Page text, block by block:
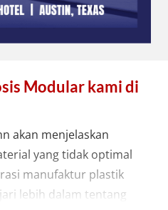
Modular kami di
akan menjelaskan
yang tidak optimal
manufaktur plastik
lebih dalam tentang